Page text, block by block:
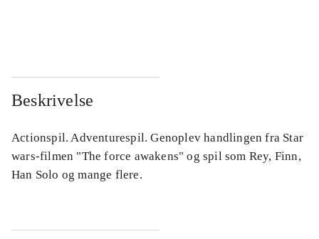
Beskrivelse
Actionspil. Adventurespil. Genoplev handlingen fra Star
wars-filmen "The force awakens" og spil som Rey, Finn,
Han Solo og mange flere.